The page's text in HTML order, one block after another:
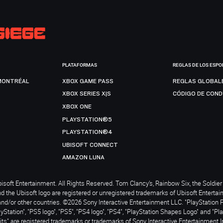
PLATAFORMAS
XBOX GAME PASS
XBOX SERIES X|S
XBOX ONE
PLAYSTATION®5
PLAYSTATION®4
UBISOFT CONNECT
AMAZON LUNA
REGLAS DE LOS
REGLAS
CÓDIGO DE
Entertainment. All Rights Reserved. Tom Clancy’s, Rainbow Six, the
the Ubisoft logo are registered or unregistered trademarks of Ubisoft
or other countries. ©2026 Sony Interactive Entertainment LLC. "PlayStation
"PS5 logo", "PS5", "PS4 logo", "PS4", "PlayStation Shapes Logo" and
are registered trademarks or trademarks of Sony Interactive Entertainment